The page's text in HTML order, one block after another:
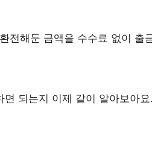
전해둔 금액을 수수료 없이 출
되는지 이제 같이 알아보아요.